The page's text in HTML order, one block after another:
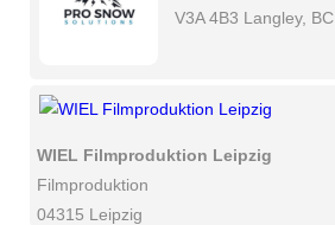
V3A 4B3 Langley, BC
WIEL Filmproduktion Leipzig
Filmproduktion
04315 Leipzig